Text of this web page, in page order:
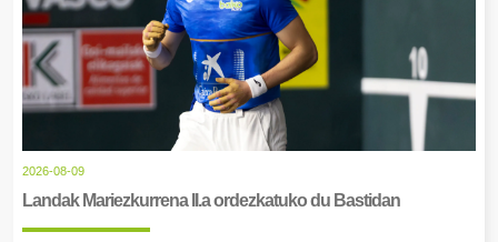
2026-08-09
Landak Mariezkurrena II.a ordezkatuko du Bastidan